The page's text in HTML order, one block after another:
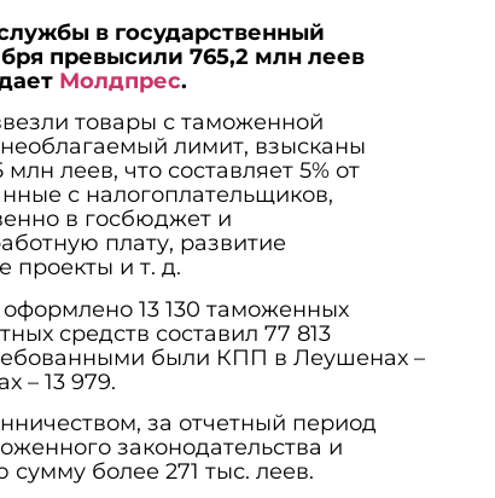
в государственный
превысили 765,2 млн леев
Молдпрес.
товары с таможенной
лимит, взысканы
леев, что составляет 5% от
с налогоплательщиков,
в госбюджет и
плату, развитие
проекты и т. д.
13 130 таможенных
средств составил 77 813
были КПП в Леушенах –
– 13 979.
за отчетный период
законодательства и
более 271 тыс. леев.